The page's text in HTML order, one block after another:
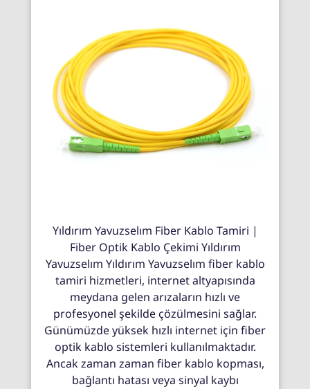
Yıldırım Yavuzselım Fiber Kablo Tamiri |
Fiber Optik Kablo Çekimi Yıldırım
Yavuzselım Yıldırım Yavuzselım fiber kablo
tamiri hizmetleri, internet altyapısında
meydana gelen arızaların hızlı ve
profesyonel şekilde çözülmesini sağlar.
Günümüzde yüksek hızlı internet için fiber
optik kablo sistemleri kullanılmaktadır.
Ancak zaman zaman fiber kablo kopması,
bağlantı hatası veya sinyal kaybı